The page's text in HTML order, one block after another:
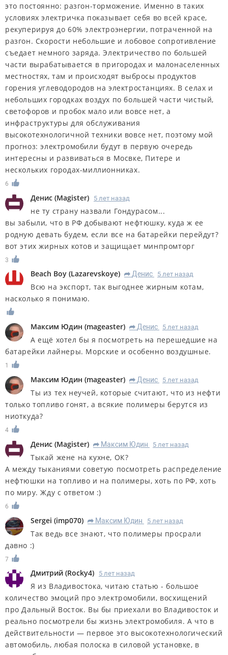
это постоянно: разгон-торможение. Именно в таких
условиях электричка показывает себя во всей красе,
рекуперируя до 60% электроэнергии, потраченной на
разгон. Скорости небольшие и лобовое сопротивление
съедает немного заряда. Электричество по большей
части вырабатывается в пригородах и малонаселенных
местностях, там и происходят выбросы продуктов
горения углеводородов на электростанциях. В селах и
небольших городках воздух по большей части чистый,
светофоров и пробок мало или вовсе нет, а
инфраструктуры для обслуживания
высокотехнологичной техники вовсе нет, поэтому мой
прогноз: электромобили будут в первую очередь
интересны и развиваться в Мосвке, Питере и
нескольких городах-миллионниках.
6
Денис (Magister) 5 лет назад
не ту страну назвали Гондурасом...
вы забыли, что в РФ добывают нефтюшку, куда ж ее
родную девать будем, если все на батарейки перейдут?
вот этих жирных котов и защищает минпромторг
3
Beach Boy (Lazarevskoye) R Денис 5 лет назад
Всю на экспорт, так выгоднее жирным котам,
насколько я понимаю.
Максим Юдин (mageaster) R Денис 5 лет назад
А ещё хотел бы я посмотреть на перешедшие на
батарейки лайнеры. Морские и особенно воздушные.
1
Максим Юдин (mageaster) R Денис 5 лет назад
Ты из тех неучей, которые считают, что из нефти
только топливо гонят, а всякие полимеры берутся из
ниоткуда?
4
Денис (Magister) R Максим Юдин 5 лет назад
Тыкай жене на кухне, ОК?
А между тыканиями советую посмотреть распределение
нефтюшки на топливо и на полимеры, хоть по РФ, хоть
по миру. Жду с ответом :)
6
Sergei (imp070) R Максим Юдин 5 лет назад
Так ведь все знают, что полимеры просрали
давно :)
7
Дмитрий (Rocky4) 5 лет назад
Я из Владивостока, читаю статью - большое
количество эмоций про электромобили, восхищений
про Дальный Восток. Вы бы приехали во Владивосток и
реально посмотрели бы жизнь электромобиля. А что в
действительности — первое это высокотехнологический
автомобиль, любая полоска в силовой установке, в